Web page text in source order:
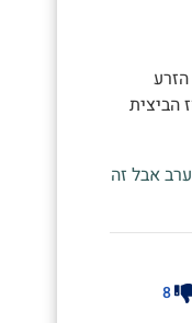
אתה גם 50 אחוז הביצית
אבל זה
8